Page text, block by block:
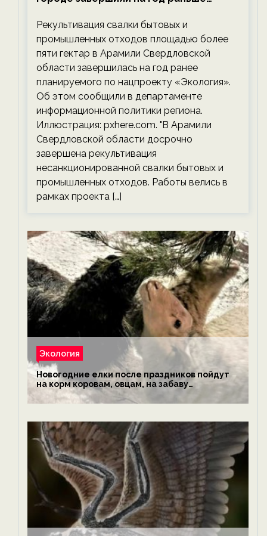
экологии на ECOportal
Рекультивация свалки бытовых и
промышленных отходов площадью более
пяти гектар в Арамили Свердловской
области завершилась на год ранее
планируемого по нацпроекту «Экология».
Об этом сообщили в департаменте
информационной политики региона.
Иллюстрация: pxhere.com. "В Арамили
Свердловской области досрочно
завершена рекультивация
несанкционированной свалки бытовых и
промышленных отходов. Работы велись в
рамках проекта […]
Экология
Новогодние елки после праздников пойдут
на корм коровам, овцам, на забаву
обезьянам, львам и леопардам — новости
экологии на ECOportal